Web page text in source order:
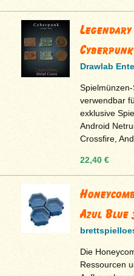
Cyberpunk
Drawlab
verwendbar
exklusive
Android
Crossfire,
22,40 €
Azul Blue
Die
Ressourcen